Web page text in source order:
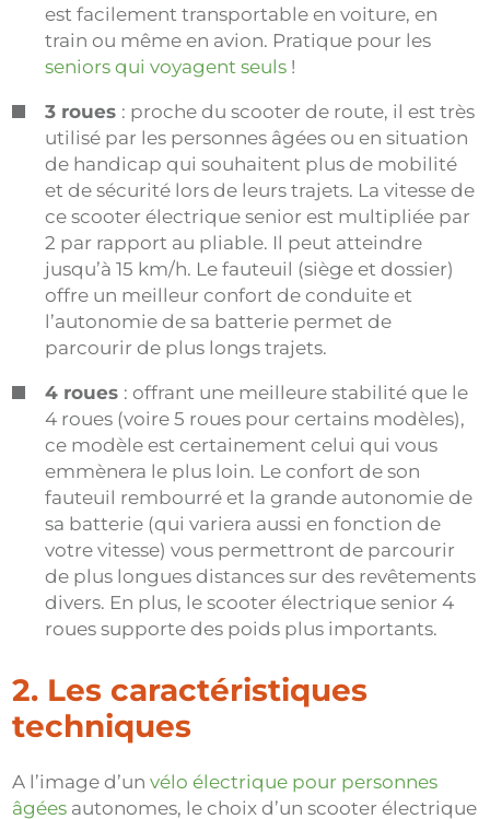
est facilement transportable en voiture, en
train ou même en avion. Pratique pour les
seniors qui voyagent seuls !
3 roues : proche du scooter de route, il est très
utilisé par les personnes âgées ou en situation
de handicap qui souhaitent plus de mobilité
et de sécurité lors de leurs trajets. La vitesse de
ce scooter électrique senior est multipliée par
2 par rapport au pliable. Il peut atteindre
jusqu’à 15 km/h. Le fauteuil (siège et dossier)
offre un meilleur confort de conduite et
l’autonomie de sa batterie permet de
parcourir de plus longs trajets.
4 roues : offrant une meilleure stabilité que le
4 roues (voire 5 roues pour certains modèles),
ce modèle est certainement celui qui vous
emmènera le plus loin. Le confort de son
fauteuil rembourré et la grande autonomie de
sa batterie (qui variera aussi en fonction de
votre vitesse) vous permettront de parcourir
de plus longues distances sur des revêtements
divers. En plus, le scooter électrique senior 4
roues supporte des poids plus importants.
2. Les caractéristiques
techniques
A l’image d’unvélo électrique pour personnes
âgées autonomes, le choix d’un scooter électrique